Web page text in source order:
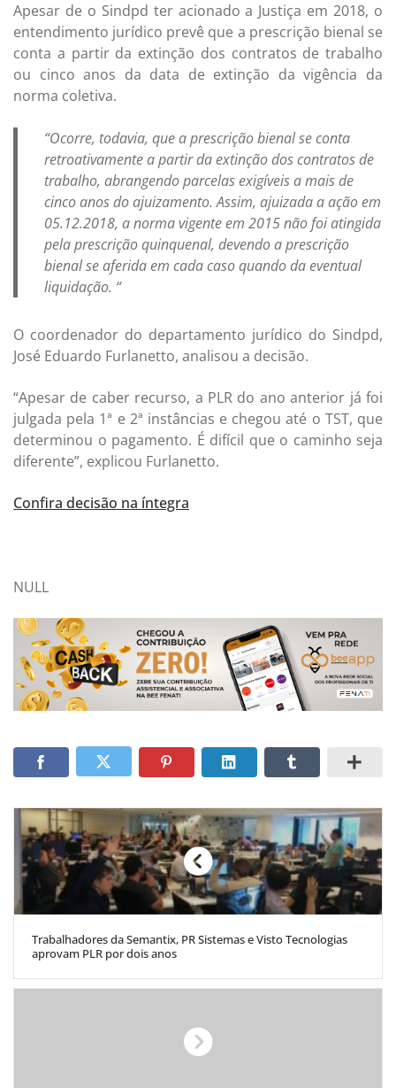
Apesar de o Sindpd ter acionado a Justiça em 2018, o
entendimento jurídico prevê que a prescrição bienal se
conta a partir da extinção dos contratos de trabalho
ou cinco anos da data de extinção da vigência da
norma coletiva.
“Ocorre, todavia, que a prescrição bienal se conta
retroativamente a partir da extinção dos contratos de
trabalho, abrangendo parcelas exigíveis a mais de
cinco anos do ajuizamento. Assim, ajuizada a ação em
05.12.2018, a norma vigente em 2015 não foi atingida
pela prescrição quinquenal, devendo a prescrição
bienal se aferida em cada caso quando da eventual
liquidação. “
O coordenador do departamento jurídico do Sindpd,
José Eduardo Furlanetto, analisou a decisão.
“Apesar de caber recurso, a PLR do ano anterior já foi
julgada pela 1ª e 2ª instâncias e chegou até o TST, que
determinou o pagamento. É difícil que o caminho seja
diferente”, explicou Furlanetto.
Confira decisão na íntegra
NULL
Trabalhadores da Semantix, PR Sistemas e Visto Tecnologias
aprovam PLR por dois anos